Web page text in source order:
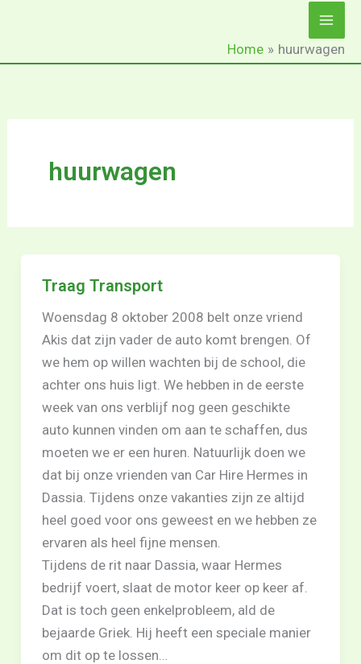
Home huurwagen
huurwagen
Traag Transport
Woensdag 8 oktober 2008 belt onze vriend
Akis dat zijn vader de auto komt brengen. Of
we hem op willen wachten bij de school, die
achter ons huis ligt. We hebben in de eerste
week van ons verblijf nog geen geschikte
auto kunnen vinden om aan te schaffen, dus
moeten we er een huren. Natuurlijk doen we
dat bij onze vrienden van Car Hire Hermes in
Dassia. Tijdens onze vakanties zijn ze altijd
heel goed voor ons geweest en we hebben ze
ervaren als heel fijne mensen.
Tijdens de rit naar Dassia, waar Hermes
bedrijf voert, slaat de motor keer op keer af.
Dat is toch geen enkelprobleem, ald de
bejaarde Griek. Hij heeft een speciale manier
om dit op te lossen…